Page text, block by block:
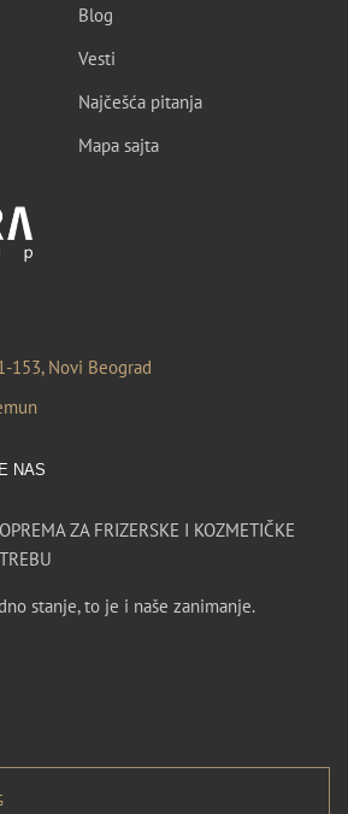
Blog
Vesti
Najčešća pitanja
Mapa sajta
153, Novi Beograd
NAS
ZA FRIZERSKE I KOZMETIČKE
stanje, to je i naše zanimanje.